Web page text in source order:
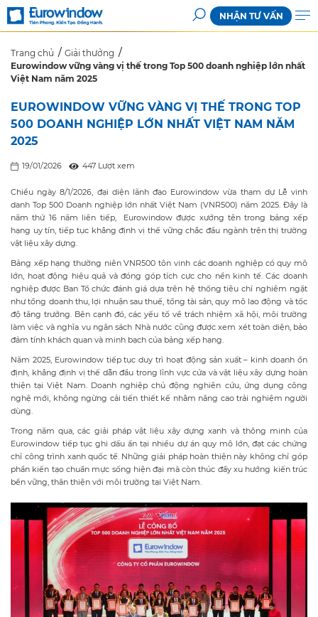
NHẬN TƯ VẤN
Trang chủ
Giải thưởng
Eurowindow vững vàng vị thế trong Top 500 doanh nghiệp lớn nhất
Việt Nam năm 2025
EUROWINDOW VỮNG VÀNG VỊ THẾ TRONG TOP
500 DOANH NGHIỆP LỚN NHẤT VIỆT NAM NĂM
2025
19/01/2026 447 Lượt xem
Chiều ngày 8/1/2026, đại diện lãnh đạo Eurowindow vừa tham dự Lễ vinh
danh Top 500 Doanh nghiệp lớn nhất Việt Nam (VNR500) năm 2025. Đây là
năm thứ 16 năm liên tiếp, Eurowindow được xướng tên trong bảng xếp
hạng uy tín, tiếp tục khẳng định vị thế vững chắc đầu ngành trên thị trường
vật liệu xây dựng.
Bảng xếp hạng thường niên VNR500 tôn vinh các doanh nghiệp có quy mô
lớn, hoạt động hiệu quả và đóng góp tích cực cho nền kinh tế. Các doanh
nghiệp được Ban Tổ chức đánh giá dựa trên hệ thống tiêu chí nghiêm ngặt
như tổng doanh thu, lợi nhuận sau thuế, tổng tài sản, quy mô lao động và tốc
độ tăng trưởng. Bên cạnh đó, các yếu tố về trách nhiệm xã hội, môi trường
làm việc và nghĩa vụ ngân sách Nhà nước cũng được xem xét toàn diện, bảo
đảm tính khách quan và minh bạch của bảng xếp hạng.
Năm 2025, Eurowindow tiếp tục duy trì hoạt động sản xuất – kinh doanh ổn
định, khẳng định vị thế dẫn đầu trong lĩnh vực cửa và vật liệu xây dựng hoàn
thiện tại Việt Nam. Doanh nghiệp chủ động nghiên cứu, ứng dụng công
nghệ mới, không ngừng cải tiến thiết kế nhằm nâng cao trải nghiệm người
dùng.
Trong năm qua, các giải pháp vật liệu xây dựng xanh và thông minh của
Eurowindow tiếp tục ghi dấu ấn tại nhiều dự án quy mô lớn, đạt các chứng
chỉ công trình xanh quốc tế. Những giải pháp hoàn thiện này không chỉ góp
phần kiến tạo chuẩn mực sống hiện đại mà còn thúc đẩy xu hướng kiến trúc
bền vững, thân thiện với môi trường tại Việt Nam.